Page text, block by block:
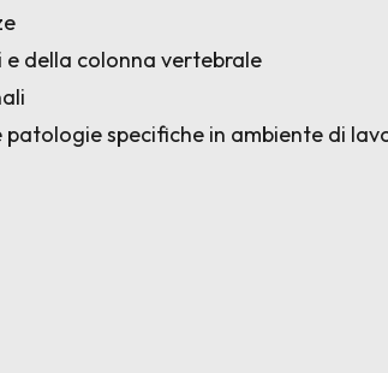
della colonna vertebrale
specifiche in ambiente di